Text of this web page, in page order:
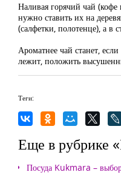
Наливая горячий чай
нужно ставить их на
(салфетки, полотенце), а в
Ароматнее чай станет,
лежит, положить
Теги:
Еще в рубрике
Посуда Kukmara –